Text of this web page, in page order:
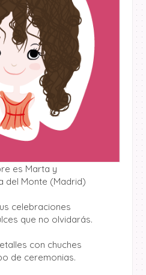
es Marta y
del Monte (Madrid)
celebraciones
que no olvidarás.
con chuches
de ceremonias.